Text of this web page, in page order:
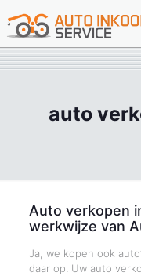
auto
Auto verkopen
werkwijze van
Ja, we kopen ook
daar op. Uw auto